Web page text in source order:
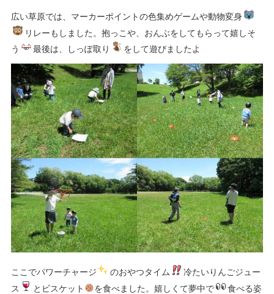
広い草原では、マーカーポイントの色集めゲームや動物変身
リレーもしました。抱っこや、おんぶをしてもらって嬉しそ
う
最後は、しっぽ取り をして遊びましたよ
ここでパワーチャージ のおやつタイム
冷たいりんごジュー
ス
とビスケット を食べました。嬉しくて夢中で
食べる姿